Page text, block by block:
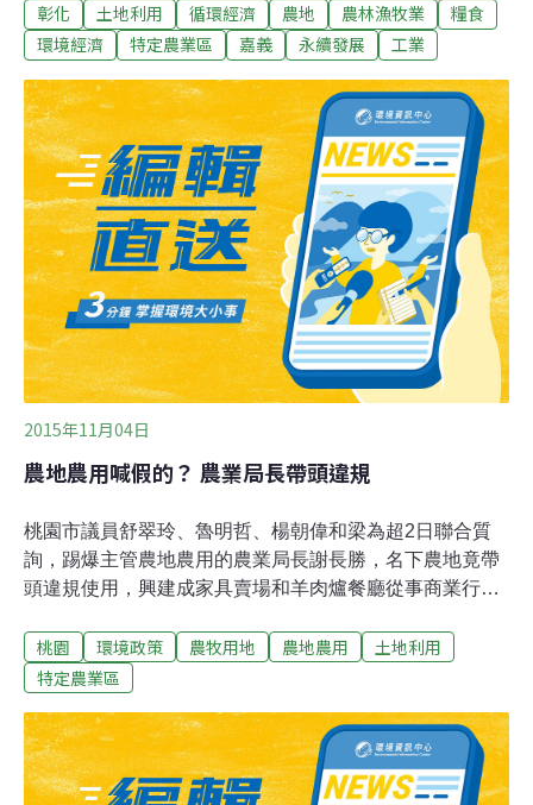
計提出19筆土地變更案，雖然多位區委對此感到不滿砲聲
隆隆，但縣市政府左一句「歷史共業」右一句「行政院既
營方案」在2013 年1 月29 日由行政院核定，其中112處座
落在「特定農業區」的工廠，經濟部則以將特定農業區降
級為一般農業區，再行變更為工廠用地來解決問題。對
此，縣市政府積極辦理，但農委會與內政部幾乎無從置喙
只有接受的份。目前112處，已有7件獲得同意核備，3件
不予同意，通過者5件為桃園、1件南投、1件嘉義。而此
次會議嘉義縣送10件，位於太保市後潭段、彰化縣送9
件，位在鹿港鎮與福興鄉，其中彰化縣長魏明谷更親自到
場。最後僅彰化3件範圍內有工
彰化 土地利用 循環經濟 農地 農林漁牧業
糧食
環境經濟
特定農業區 嘉義 永續發展 工業
2015年11月04日
農地農用喊假的？ 農業局長帶頭違規
桃園市議員舒翠玲、魯明哲、楊朝偉和梁為超2日聯合質
詢，踢爆主管農地農用的農業局長謝長勝，名下農地竟帶
頭違規使用，興建成家具賣場和羊肉爐餐廳從事商業行
級主管若涉及不法立即開除，鄭允諾徹查。魯明哲諷刺
說，支持農地農用的人都在看農業局長，結果竟帶頭違
店，痛批市長鄭文燦道德標準比前朝低很多，嚴重影響政
府威信與執法公正性。謝長勝一度以特定目的事業用地回
應，鄭文燦也幫腔說是老舊建築，遭魯明哲痛斥「不要護
桃園 環境政策 農牧用地 農地農用
土地利用
特定農業區